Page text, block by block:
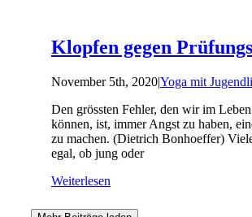
Klopfen gegen
November 5th, 2020|Yoga mit
Den grössten Fehler, den wir im
können, ist, immer Angst zu haben,
zu machen. (Dietrich Bonhoeffer)
egal, ob jung oder
Weiterlesen